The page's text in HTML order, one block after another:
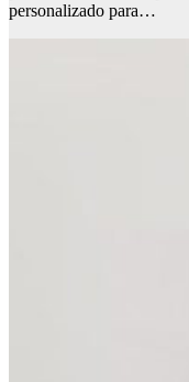
personalizado para…